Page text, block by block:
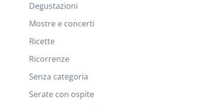
Degustazioni
Mostre e concerti
Ricette
Ricorrenze
Senza categoria
Serate con ospite